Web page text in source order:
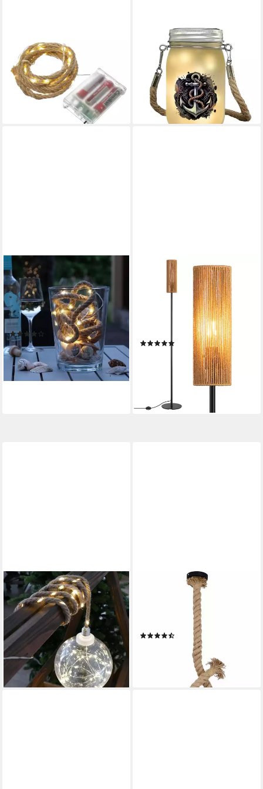
LED-Lichterkette Seil Jute
maritime Deko Kordel Tau
40LED 2m Timer Naturseil
für Innen, 40-flammig
10,19 €
lieferbar - in 2-3 Werktagen bei dir
SPEECHEESE
Dekolicht Anker mit Seil
Solarlicht
18,95 €
lieferbar - in 3-4 Werktagen bei dir
MARELIDA
LED-Lichterkette Seil Jute
maritim Deko Kordel Tau
200LED 10m Timer 8 Funkt.
Outdoor, 200-flammig
(1)
31,99 €
lieferbar - in 2-3 Werktagen bei dir
EDISHINE
Stehlampe Wohnzimmer, LED
wechselbar, warmweiß, Boho
Stehlampe mit Lampenschirm
aus gewebtem Seil
UVP53,99 €
lieferbar - in 3-4 Werktagen bei dir
GARTENPIRAT
LED Kugelleuchte
Leuchtkugel ⌀ 20 cm 60 LED
warmweiß Kugelleuchte Seil
zum Aufhängen, Warmweiß
24,14 €
lieferbar - in 4-5 Werktagen bei dir
Pendelleuchte Rope, ohne
Leuchtmittel, Exkl. 1x E27
max. 40W,Juteseil
197,95 €
lieferbar - in 3-4 Werktagen bei dir